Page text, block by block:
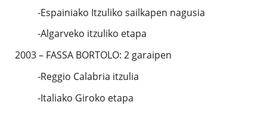
-Espainiako Itzuliko sailkapen nagusia
-Algarveko itzuliko etapa
2003 – FASSA BORTOLO: 2 garaipen
-Reggio Calabria itzulia
-Italiako Giroko etapa